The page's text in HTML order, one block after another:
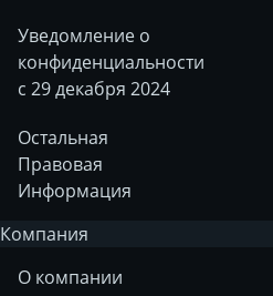
Уведомление о
конфиденциальности
с 29 декабря 2024
Остальная
Правовая
Информация
Компания
О компании